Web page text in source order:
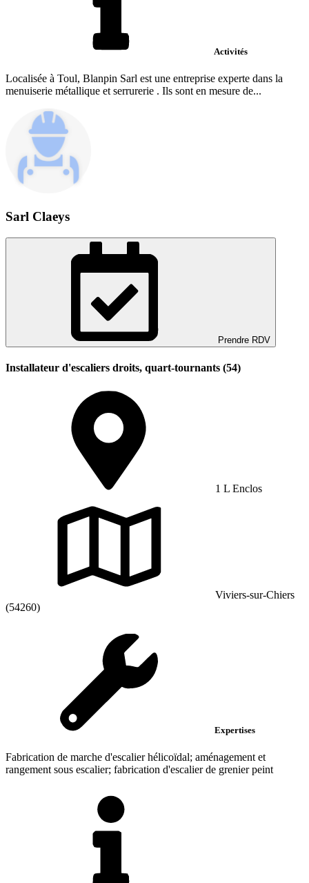
Activités
Localisée à Toul, Blanpin Sarl est une entreprise experte dans la
menuiserie métallique et serrurerie . Ils sont en mesure de...
Sarl Claeys
Prendre RDV
Installateur d'escaliers droits, quart-tournants (54)
1 L Enclos
Viviers-sur-Chiers
(54260)
Expertises
Fabrication de marche d'escalier hélicoïdal; aménagement et
rangement sous escalier; fabrication d'escalier de grenier peint